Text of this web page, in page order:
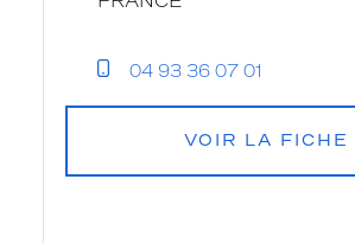
04 93 36 07 01
VOIR LA FICHE